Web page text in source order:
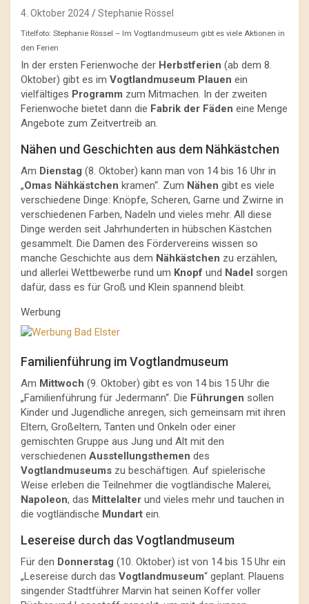
4. Oktober 2024 Stephanie Rössel
Titelfoto: Stephanie Rössel – Im Vogtlandmuseum gibt es viele Aktionen in
den Ferien
In der ersten Ferienwoche der Herbstferien (ab dem 8.
Oktober) gibt es im Vogtlandmuseum Plauen ein
vielfältiges Programm zum Mitmachen. In der zweiten
Ferienwoche bietet dann die Fabrik der Fäden eine Menge
Angebote zum Zeitvertreib an.
Nähen und Geschichten aus dem Nähkästchen
Am Dienstag (8. Oktober) kann man von 14 bis 16 Uhr in
„Omas Nähkästchen kramen“. Zum Nähen gibt es viele
verschiedene Dinge: Knöpfe, Scheren, Garne und Zwirne in
verschiedenen Farben, Nadeln und vieles mehr. All diese
Dinge werden seit Jahrhunderten in hübschen Kästchen
gesammelt. Die Damen des Fördervereins wissen so
manche Geschichte aus dem Nähkästchen zu erzählen,
und allerlei Wettbewerbe rund um Knopf und Nadel sorgen
dafür, dass es für Groß und Klein spannend bleibt.
Werbung
Familienführung im Vogtlandmuseum
Am Mittwoch (9. Oktober) gibt es von 14 bis 15 Uhr die
„Familienführung für Jedermann“. Die Führungen sollen
Kinder und Jugendliche anregen, sich gemeinsam mit ihren
Eltern, Großeltern, Tanten und Onkeln oder einer
gemischten Gruppe aus Jung und Alt mit den
verschiedenen Ausstellungsthemen des
Vogtlandmuseums zu beschäftigen. Auf spielerische
Weise erleben die Teilnehmer die vogtländische Malerei,
Napoleon, das Mittelalter und vieles mehr und tauchen in
die vogtländische Mundart ein.
Lesereise durch das Vogtlandmuseum
Für den Donnerstag (10. Oktober) ist von 14 bis 15 Uhr ein
„Lesereise durch das Vogtlandmuseum“ geplant. Plauens
singender Stadtführer Marvin hat seinen Koffer voller